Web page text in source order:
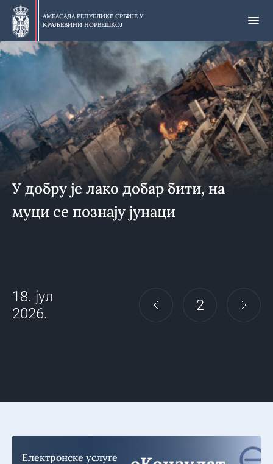
Прескочи
главни
део
АМБАСАДА РЕПУБЛИКЕ СРБИЈЕ У
КРАЉЕВИНИ НОРВЕШКОЈ
У добру је лако добар бити, на
муци се познају јунаци
18. јул
2026.
2
Електронске услуге